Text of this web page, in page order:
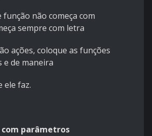
não começa com
sempre com letra
ações, coloque as funções
e de maneira
ele faz.
com parâmetros